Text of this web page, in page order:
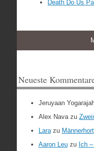
Death Do Us
Neueste
Jeruyaan
Alex Navazu
Larazu Männerhort
Aaron Leuzu Ich